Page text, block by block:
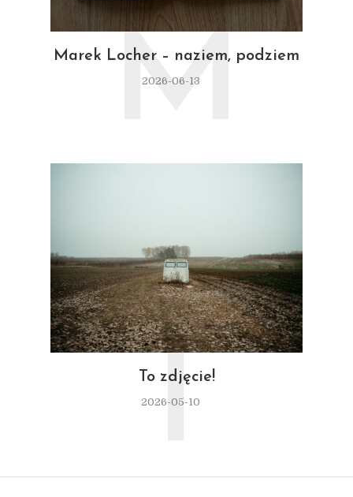
Marek Locher – naziem, podziem
2026-06-13
M
To zdjęcie!
2026-05-10
T